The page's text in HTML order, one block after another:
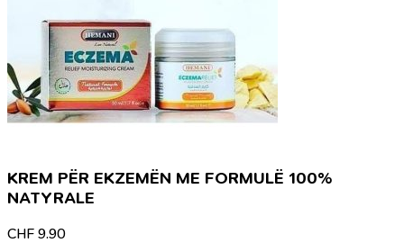
KREM PËR EKZEMËN ME FORMULË 100%
NATYRALE
CHF 9.90